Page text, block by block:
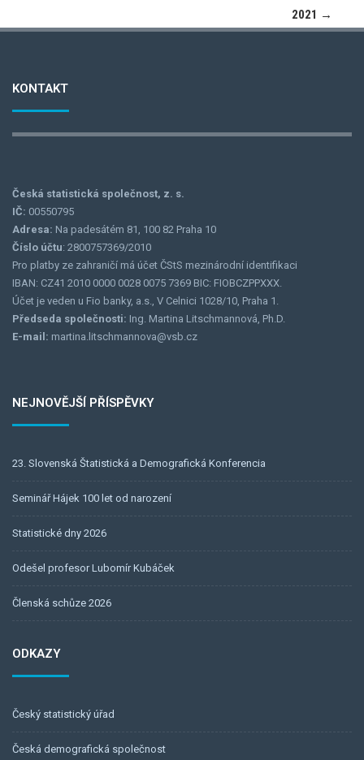
2021 →
KONTAKT
Česká statistická společnost, z. s.
IČ: 00550795
Adresa: Na padesátém 81, 100 82 Praha 10
Číslo účtu: 2800757369/2010
Pro platby ze zahraničí má účet ČStS mezinárodní identifikaci
IBAN: CZ41 2010 0000 0028 0075 7369 BIC: FIOBCZPPXXX.
Účet je veden u Fio banky, a.s., V Celnici 1028/10, Praha 1.
Předseda společnosti: Ing. Martina Litschmannová, Ph.D.
E-mail: martina.litschmannova@vsb.cz
NEJNOVĚJŠÍ PŘÍSPĚVKY
23. Slovenská Štatistická a Demografická Konferencia
Seminář Hájek 100 let od narození
Statistické dny 2026
Odešel profesor Lubomír Kubáček
Členská schůze 2026
ODKAZY
Český statistický úřad
Česká demografická společnost